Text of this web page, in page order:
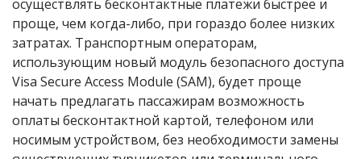
осуществлять бесконтактные платежи быстрее и
проще, чем когда-либо, при гораздо более низких
затратах. Транспортным операторам,
использующим новый модуль безопасного доступа
Visa Secure Access Module (SAM), будет проще
начать предлагать пассажирам возможность
оплаты бесконтактной картой, телефоном или
носимым устройством, без необходимости замены